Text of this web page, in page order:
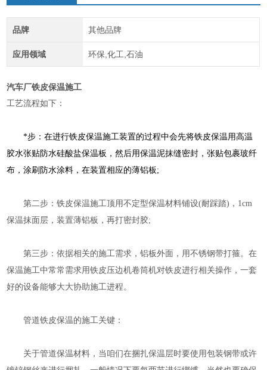
品牌 其他品牌
应用领域 环保,化工,石油
汽车厂铁皮保温施工
工艺流程如下：
*步：在进行铁皮保温施工装置的过程中会先将铁皮保温用高温
胶水张贴防水硅酸盐保温板，然后用保温泥抹缝密封，张贴包裹玻纤
布，涂刷防水涂料，在装置相应的薄铝板;
第二步：铁皮保温施工顶用不定型保温材料铺设(耐踩踏)，1cm
保温抹面层，装置薄铝板，再打密封胶;
第三步：依据相关的施工需求，铝板外面，用不锈钢带打箍。在
保温施工中常常需求用铁皮压边机卷筒机对铁皮进行相关操作，一套
好的设备能够大大协助施工进程。
管道铁皮保温的施工关键：
关于管道保温材料，当咱们在捆扎保温层时要使用包装钢带或许